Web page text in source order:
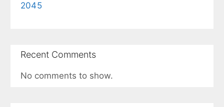
2045
Recent Comments
No comments to show.